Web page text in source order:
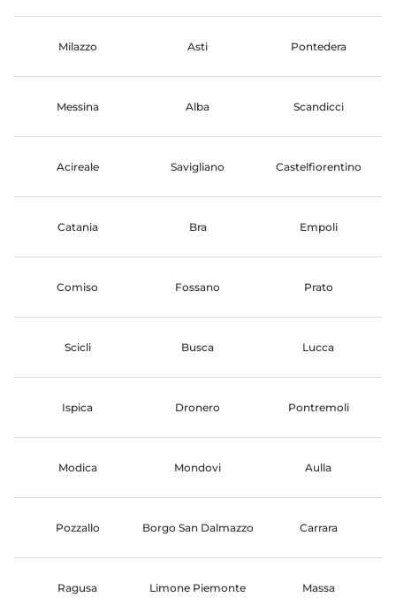
Milazzo Asti Pontedera
Messina Alba Scandicci
Acireale Savigliano Castelfiorentino
Catania Bra Empoli
Comiso Fossano Prato
Scicli Busca Lucca
Ispica Dronero Pontremoli
Modica Mondovi Aulla
Pozzallo Borgo San Dalmazzo Carrara
Ragusa Limone Piemonte Massa